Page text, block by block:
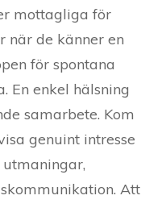
mottagliga för
när de känner en
för spontana
En enkel hälsning
samarbete. Kom
genuint intresse
Att